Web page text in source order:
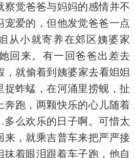
觉爸爸与
的感情并不
宠爱的，但他发觉爸爸一点
从小就寄养在郊区姨婆家
回来。有一回爸爸出差去
，就偷着到姨婆家去看
捉蚱蜢，在河涌里捞蚬，扯
奔跑，两颗快乐的心儿随着
么欢乐的日子啊。可惜太
来，就乘吉普车来把严严接
抹着眼泪跟着车子跑，他自